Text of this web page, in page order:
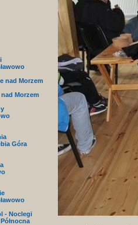
nad Morzem
Morzem
Góra
- Noclegi